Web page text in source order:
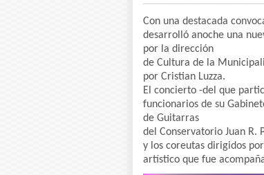
Con una destacada
desarrolló anoche una
por la dirección
de Cultura de la
por Cristian Luzza.
El concierto -del que
funcionarios de su
de Guitarras
del Conservatorio Juan R.
y los coreutas dirigidos
artístico que fue